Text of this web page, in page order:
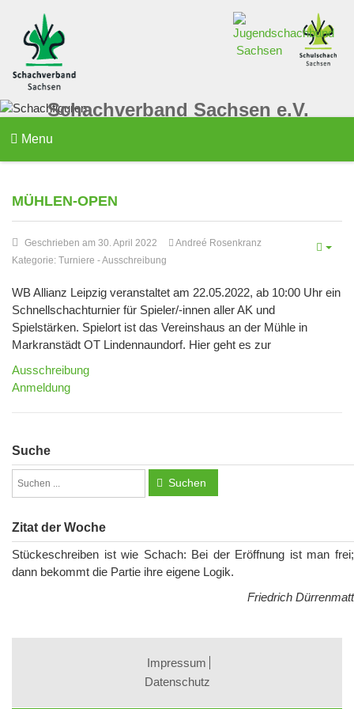
Schachverband Sachsen e.V.
Menu
MÜHLEN-OPEN
Geschrieben am 30. April 2022
Andreé Rosenkranz
Kategorie: Turniere -Ausschreibung
WB Allianz Leipzig veranstaltet am 22.05.2022, ab 10:00 Uhr ein
Schnellschachturnier für Spieler/-innen aller AK und
Spielstärken. Spielort ist das Vereinshaus an der Mühle in
Markranstädt OT Lindennaundorf. Hier geht es zur
Ausschreibung
Anmeldung
Suche
Suchen
Zitat der Woche
Stückeschreiben ist wie Schach: Bei der Eröffnung ist man frei;
dann bekommt die Partie ihre eigene Logik.
Friedrich Dürrenmatt
Impressum
Datenschutz